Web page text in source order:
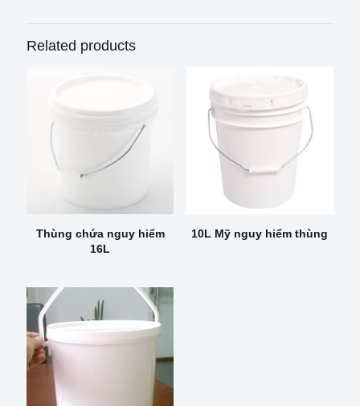
Related products
Thùng chứa nguy hiểm
16L
10L Mỹ nguy hiểm thùng